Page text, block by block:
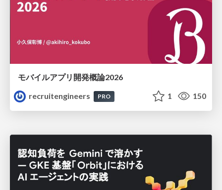
モバイルアプリ開発概論2026
recruitengineers
PRO 1 150